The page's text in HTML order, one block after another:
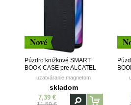
Nové
Púzdro knižkové SMART
BOOK CASE pre ALCATEL
1S (2020) - čierne
uzatváranie magnetom
skladom
7,39 €
1S